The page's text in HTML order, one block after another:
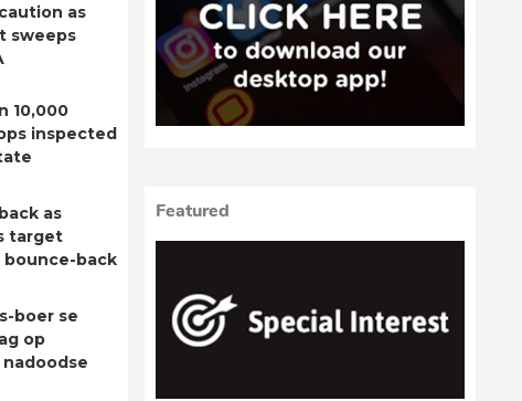
as
sweeps
10,000
inspected
as
target
bounce-back
boer se
op
Featured